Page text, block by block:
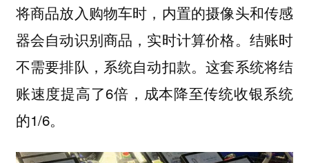
将商品放入购物车时，内置的摄像头和传感
器会自动识别商品，实时计算价格。结账时
不需要排队，系统自动扣款。这套系统将结
账速度提高了6倍，成本降至传统收银系统
的1/6。